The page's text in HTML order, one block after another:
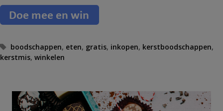
T
a
boodschappen, eten, gratis, inkopen, kerstboodschappen,
kerstmis, winkelen